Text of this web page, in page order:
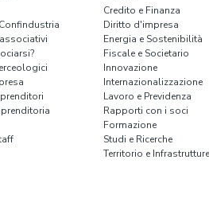
Credito e Finanza
Diritto d'impresa
Energia e Sostenibilità
Fiscale e Societario
Innovazione
Internazionalizzazione
Lavoro e Previdenza
Rapporti con i soci
Formazione
Studi e Ricerche
Territorio e Infrastrutture